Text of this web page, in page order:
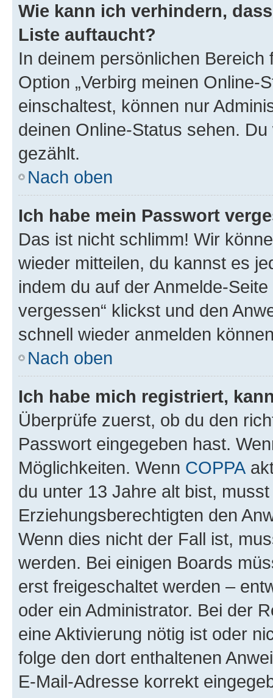
Wie kann ich verhindern,
Liste auftaucht?
In deinem persönlichen
Option „Verbirg meinen Online-
einschaltest, können nur
deinen Online-Status sehen.
gezählt.
Nach oben
Ich habe mein Passwort
Das ist nicht schlimm! Wir
wieder mitteilen, du kannst es
indem du auf der Anmelde-
vergessen“ klickst und den
schnell wieder anmelden
Nach oben
Ich habe mich registriert,
Überprüfe zuerst, ob du den
Passwort eingegeben hast.
Möglichkeiten. Wenn COPPA
du unter 13 Jahre alt bist,
Erziehungsberechtigten den
Wenn dies nicht der Fall ist,
werden. Bei einigen Boards
erst freigeschaltet werden –
oder ein Administrator. Bei der
eine Aktivierung nötig ist oder
folge den dort enthaltenen
E-Mail-Adresse korrekt